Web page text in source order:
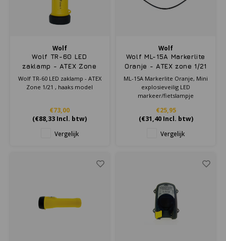
Wolf
Wolf TR-60 LED
zaklamp - ATEX Zone
1/21 , haaks model
Wolf TR-60 LED zaklamp - ATEX
Zone 1/21 , haaks model
€73,00
(€88,33 Incl. btw)
Vergelijk
Wolf
Wolf ML-15A Markerlite
Oranje - ATEX zone 1/21
ML-15A Markerlite Oranje, Mini
explosieveilig LED
markeer/fietslampje
€25,95
(€31,40Incl. btw)
Vergelijk